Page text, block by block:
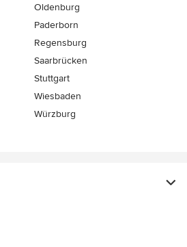
Oldenburg
Paderborn
Regensburg
Saarbrücken
Stuttgart
Wiesbaden
Würzburg